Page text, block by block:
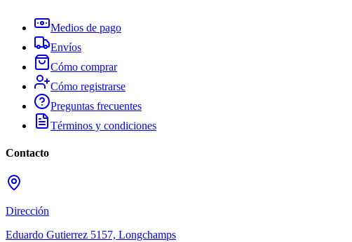
Medios de pago
Envíos
Cómo comprar
Cómo registrarse
Preguntas frecuentes
Términos y condiciones
Contacto
Dirección
Eduardo Gutierrez 5157, Longchamps